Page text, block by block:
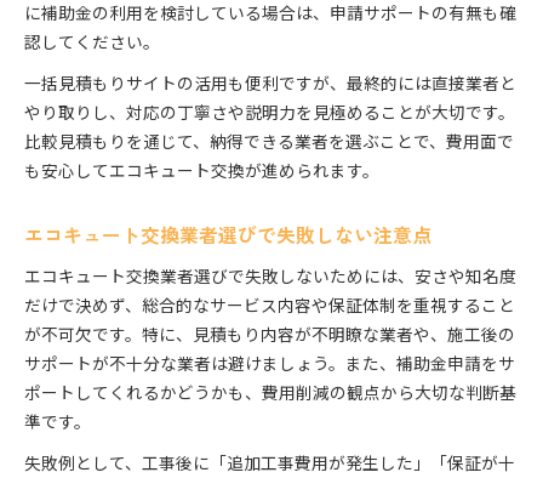
に補助金の利用を検討している場合は、申請サポートの有無も確
認してください。
一括見積もりサイトの活用も便利ですが、最終的には直接業者と
やり取りし、対応の丁寧さや説明力を見極めることが大切です。
比較見積もりを通じて、納得できる業者を選ぶことで、費用面で
も安心してエコキュート交換が進められます。
エコキュート交換業者選びで失敗しない注意点
エコキュート交換業者選びで失敗しないためには、安さや知名度
だけで決めず、総合的なサービス内容や保証体制を重視すること
が不可欠です。特に、見積もり内容が不明瞭な業者や、施工後の
サポートが不十分な業者は避けましょう。また、補助金申請をサ
ポートしてくれるかどうかも、費用削減の観点から大切な判断基
準です。
失敗例として、工事後に「追加工事費用が発生した」「保証が十